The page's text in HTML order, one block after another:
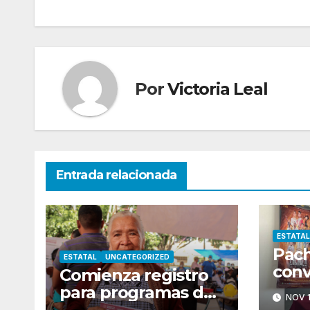
entradas
PorVictoria Leal
Entrada relacionada
ESTATAL UNCATEGORIZED
Comienza registro
para programas del
ESTATAL
NOV